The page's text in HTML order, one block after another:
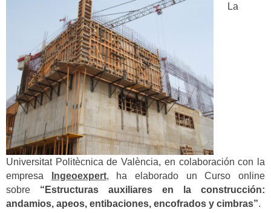
La
Universitat Politècnica de València, en colaboración con la
empresa
Ingeoexpert, ha elaborado un Curso online
sobre “Estructuras auxiliares en la construcción:
andamios, apeos, entibaciones, encofrados y cimbras”.